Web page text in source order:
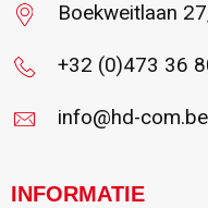
Boekweitlaan
+32 (0)473 36
info@hd-com.be
INFORMATIE